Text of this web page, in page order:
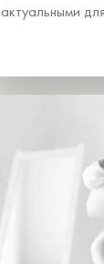
актуальными